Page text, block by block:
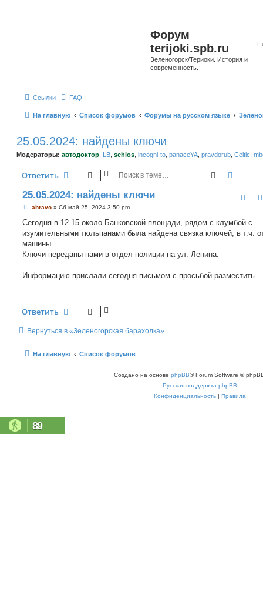
Форум
terijoki.spb.ru
Зеленогорск/Териоки. История и
современность.
Ссылки FAQ
На главную Список форумов Форумы на русском языке
25.05.2024: найдены ключи
Модераторы: автодоктор LB schlos incogni-to panaceYA pravdorub Celtic
Ответить Поиск
25.05.2024: найдены ключи
С
о
щ
е
и
abravo» Сб май 25, 2024 3:50 pm
Сегодня в 12.15 около Банковской площади, рядом с клумбой с
изумительными тюльпанами была найдена связка ключей, в т.ч.
машины.
Ключи переданы нами в отдел полиции на ул. Ленина.
Информацию прислали сегодня письмом с просьбой разместить.
Ответить
Вернуться в «Зеленогорская барахолка»
На главную Список форумов
Создано на основе phpBB® Forum Software ©
Русская поддержка phpBB
Конфиденциальность | Правила
89